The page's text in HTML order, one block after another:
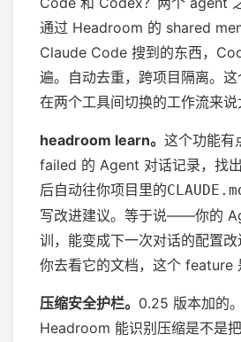
通过 Headroom 的 shared
Claude Code 搜到的东西，
遍。自动去重，跨项目隔离。
在两个工具间切换的工作流来说
headroom learn。 这个功能有
failed 的 Agent 对话记录，找
后自动往你项目里的
写改进建议。等于说——你的
训，能变成下一次对话的配置改
你去看它的文档，这个 feature
压缩安全护栏。 0.25 版本加的
Headroom 能识别压缩是不是把